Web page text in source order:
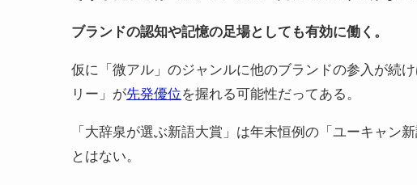
ブランドの認知や記憶の足場としても有効に働く。
仮に「微アル」のジャンルに他のブランドの参入が続
リー」が先発優位を握れる可能性だってある。
「大辞泉が選ぶ新語大賞」は年末恒例の「ユーキャン
とはない。